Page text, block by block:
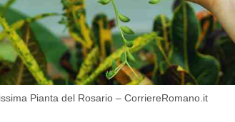
Pianta del Rosario – CorriereRomano.it